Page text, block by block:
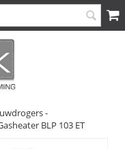
-
BLP 103 ET